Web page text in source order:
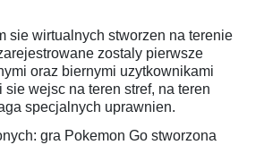
sie wirtualnych stworzen na terenie
zostaly pierwsze
oraz biernymi uzytkownikami
sie wejsc na teren stref, na teren
specjalnych uprawnien.
gra Pokemon Go stworzona